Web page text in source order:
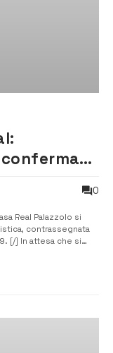
0
Real Palazzolo si
contrassegnata
[/] In attesa che si
il settore giov...